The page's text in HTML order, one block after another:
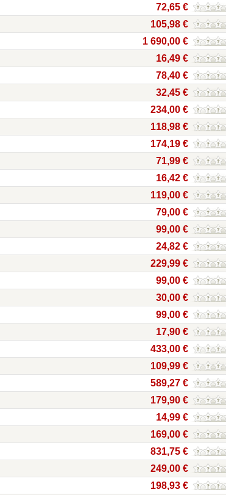
72,65 €
105,98 €
1 690,00 €
16,49 €
78,40 €
32,45 €
234,00 €
118,98 €
174,19 €
71,99 €
16,42 €
119,00 €
79,00 €
99,00 €
24,82 €
229,99 €
99,00 €
30,00 €
99,00 €
17,90 €
433,00 €
109,99 €
589,27 €
179,90 €
14,99 €
169,00 €
831,75 €
249,00 €
198,93 €